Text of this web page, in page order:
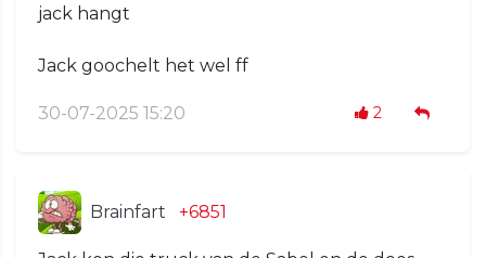
jack hangt
Jack goochelt het wel ff
30-07-2025 15:20 2
Brainfart +6851